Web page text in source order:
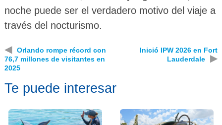
noche puede ser el verdadero motivo del viaje a
través del nocturismo.
◀
Orlando rompe récord con
76,7 millones de visitantes en
2025
Inició IPW 2026 en Fort
Lauderdale
▶
Te puede interesar